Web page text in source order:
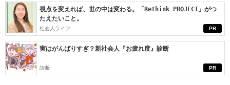
PR
視点を変えれば、世の中は変わる。「Rethink PROJECT」がつ
たえたいこと。
社会人ライフ
PR
実はがんばりすぎ？新社会人『お疲れ度』診断
診断